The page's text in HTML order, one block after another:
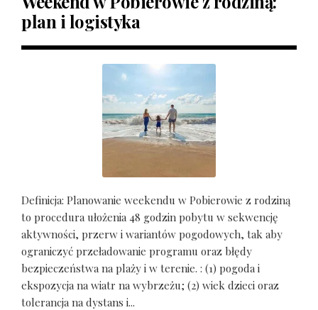
plan i logistyka
Definicja: Planowanie weekendu w Pobierowie z rodziną
to procedura ułożenia 48 godzin pobytu w sekwencję
aktywności, przerw i wariantów pogodowych, tak aby
ograniczyć przeładowanie programu oraz błędy
bezpieczeństwa na plaży i w terenie. : (1) pogoda i
ekspozycja na wiatr na wybrzeżu; (2) wiek dzieci oraz
tolerancja na dystans i...